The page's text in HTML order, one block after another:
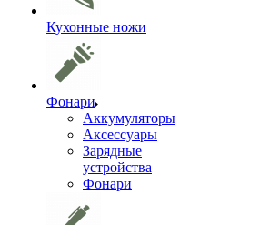
Кухонные ножи
Фонари
Аккумуляторы
Аксессуары
Зарядные
устройства
Фонари